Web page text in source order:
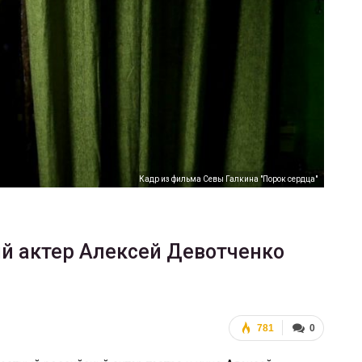
Кадр из фильма Севы Галкина "Порок сердца"
актер Алексей Девотченко
0
781
В Берлине отпраздновали
легализацию гей-браков